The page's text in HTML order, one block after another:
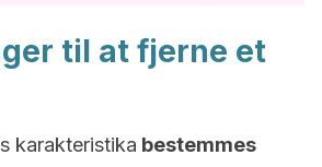
til at fjerne et
karakteristika bestemmes